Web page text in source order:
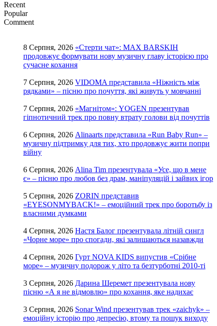
Recent
Popular
Comment
8 Серпня, 2026 «Стерти чат»: MAX BARSKIH
продовжує формувати нову музичну главу історією про
сучасне кохання
7 Серпня, 2026 VIDOMA представила «Ніжність між
рядками» – пісню про почуття, які живуть у мовчанні
7 Серпня, 2026 «Магнітом»: YOGEN презентував
гіпнотичний трек про повну втрату голови від почуттів
6 Серпня, 2026 Alinaarts представила «Run Baby Run» –
музичну підтримку для тих, хто продовжує жити попри
війну
6 Серпня, 2026 Alina Tim презентувала «Усе, що в мене
є» – пісню про любов без драм, маніпуляцій і зайвих ігор
5 Серпня, 2026 ZORIN представив
«EYESONMYBACK!» – емоційний трек про боротьбу із
власними думками
4 Серпня, 2026 Настя Балог презентувала літній сингл
«Чорне море» про спогади, які залишаються назавжди
4 Серпня, 2026 Гурт NOVA KIDS випустив «Срібне
море» – музичну подорож у літо та безтурботні 2010-ті
3 Серпня, 2026 Дарина Шеремет презентувала нову
пісню «А я не відмовлю» про кохання, яке надихає
3 Серпня, 2026 Sonar Wind презентував трек «zaichyk» –
емоційну історію про депресію, втому та пошук виходу